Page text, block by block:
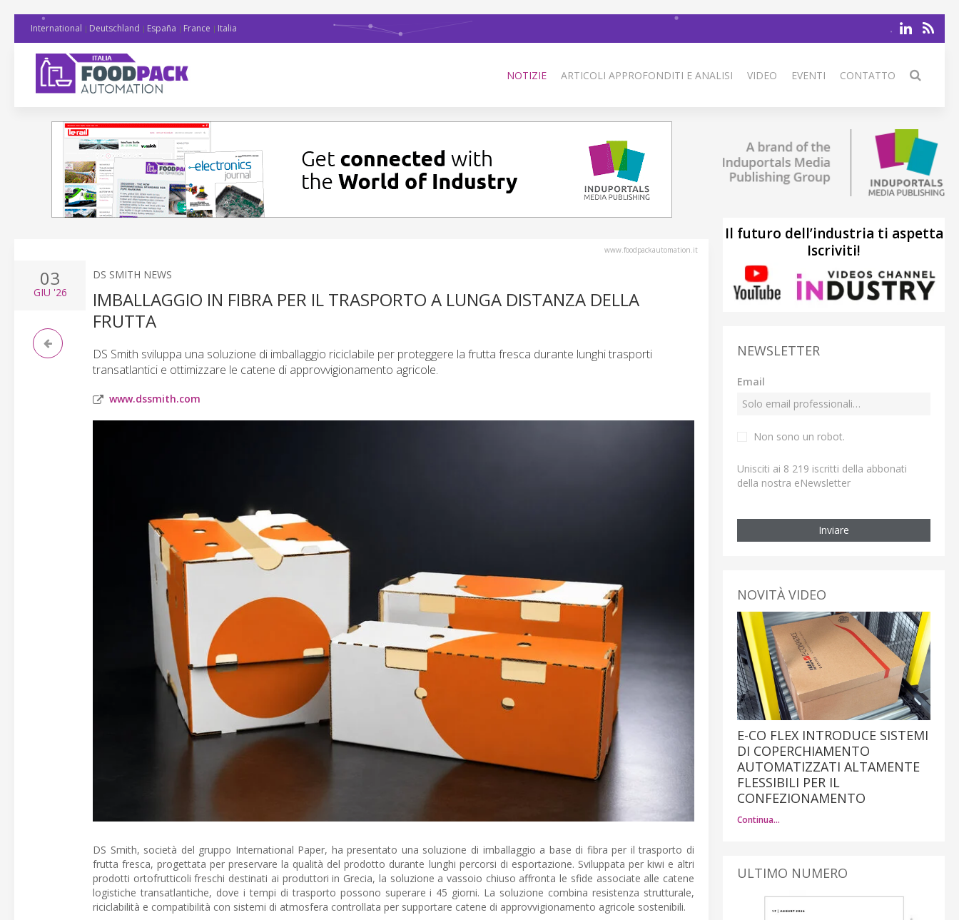
International Deutschland España France Italia
NOTIZIE ARTICOLI APPROFONDITI E ANALISI VIDEO EVENTI CONTATTO
www.foodpackautomation.it
03
GIU '26
DS SMITH NEWS
IMBALLAGGIO IN FIBRA PER IL TRASPORTO A LUNGA DISTANZA DELLA
FRUTTA
DS Smith sviluppa una soluzione di imballaggio riciclabile per proteggere la frutta fresca durante lunghi trasporti
transatlantici e ottimizzare le catene di approvvigionamento agricole.
www.dssmith.com
DS Smith, società del gruppo International Paper, ha presentato una soluzione di imballaggio a base di fibra per il trasporto di
frutta fresca, progettata per preservare la qualità del prodotto durante lunghi percorsi di esportazione. Sviluppata per kiwi e altri
prodotti ortofrutticoli freschi destinati ai produttori in Grecia, la soluzione a vassoio chiuso affronta le sfide associate alle catene
logistiche transatlantiche, dove i tempi di trasporto possono superare i 45 giorni. La soluzione combina resistenza strutturale,
riciclabilità e compatibilità con sistemi di atmosfera controllata per supportare catene di approvvigionamento agricole sostenibili.
Il futuro dell’industria ti aspetta
Iscriviti!
NEWSLETTER
Email
Non sono un robot.
Unisciti ai 8 219 iscritti della abbonati
della nostra eNewsletter
Inviare
NOVITÀ VIDEO
E-CO FLEX INTRODUCE SISTEMI
DI COPERCHIAMENTO
AUTOMATIZZATI ALTAMENTE
FLESSIBILI PER IL
CONFEZIONAMENTO
Continua…
ULTIMO NUMERO